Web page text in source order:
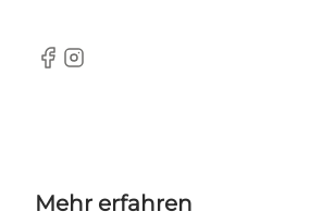
Facebook
Instagram
Mehr erfahren